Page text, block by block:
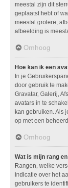
meestal zijn dit
geplaatst hebt of
meestal grotere,
afbeelding is
Omhoog
Hoe kan ik een
In je
door gebruik te
Gravatar, Galerij,
avatars in te
kan gebruiken. Als
op met een
Omhoog
Wat is mijn rang
Rangen, welke
indicatie over het
gebruikers te